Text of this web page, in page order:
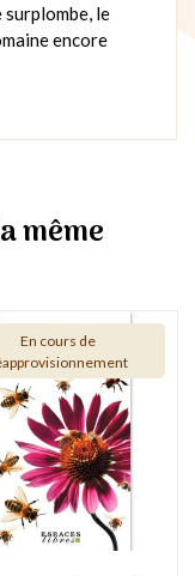
surplombe, le
encore
même
En cours de